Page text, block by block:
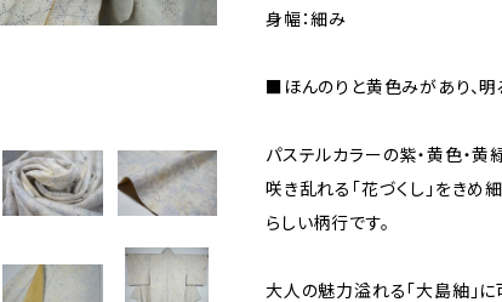
身幅：細み
■ほんのりと黄色みがあり、明
パステルカラーの紫・黄色・黄
咲き乱れる「花づくし」をきめ
らしい柄行です。
大人の魅力溢れる「大島紬」に